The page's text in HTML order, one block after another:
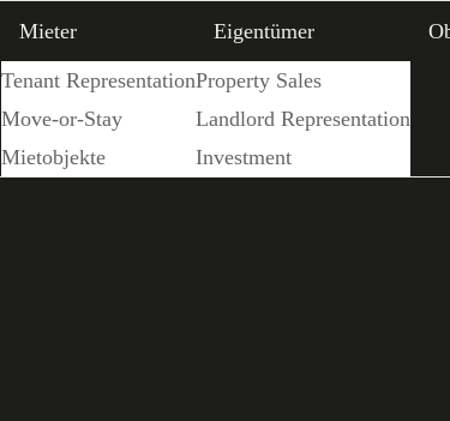
Mieter
Tenant Representation
Move-or-Stay
Mietobjekte
Eigentümer
Property Sales
Landlord Representation
Investment